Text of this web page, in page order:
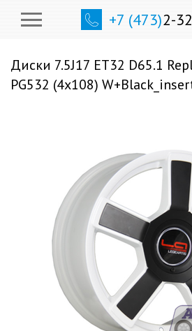
+7 (473)2-
Диски 7.5J17 ET32 D65.1
PG532 (4x108)